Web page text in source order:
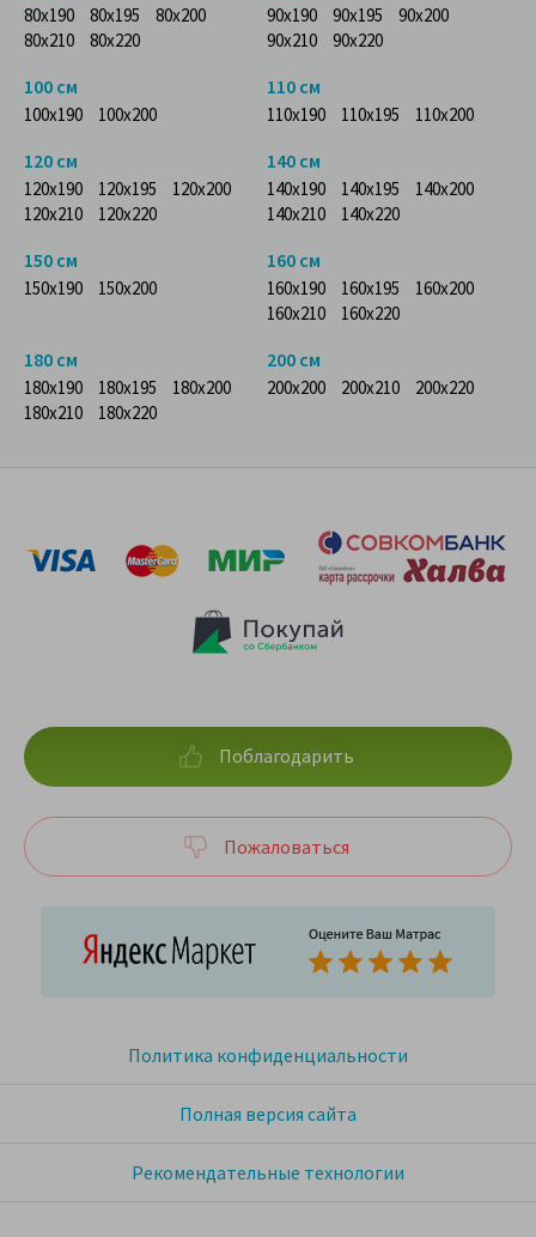
80x190 80x195
80x200
80x210
80x220
90x190 90x195
90x200
90x210
90x220
100 см
100x190 100x200
110 см
110x190 110x195 110x200
120 см
120x190 120x195
120x200
120x210
120x220
140 см
140x190 140x195
140x200
140x210
140x220
150 см
150x190 150x200
160 см
160x190 160x195
160x200
160x210
160x220
180 см
180x190 180x195
180x200
180x210
180x220
200 см
200x200 200x210 200x220
Политика конфиденциальности
Полная версия сайта
Рекомендательные технологии
Поблагодарить
Пожаловаться